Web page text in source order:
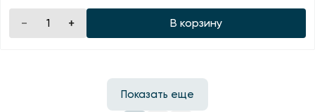
В корзину
Показать еще